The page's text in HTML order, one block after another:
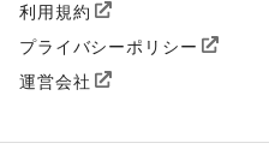
利用規約
プライバシーポリシー
運営会社